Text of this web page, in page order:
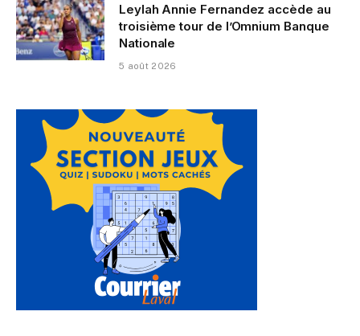
Leylah Annie Fernandez accède au
troisième tour de l’Omnium Banque
Nationale
5 août 2026